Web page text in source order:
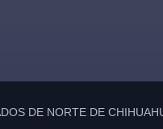
DE NORTE DE